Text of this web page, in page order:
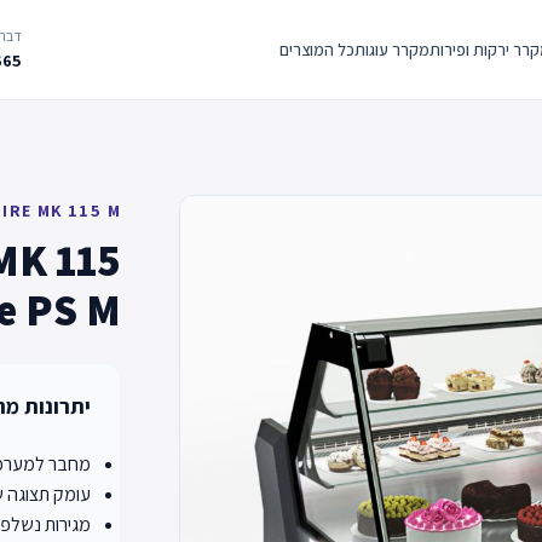
ירקות ופירותמקרר עוגותכל המוצרים
MK 115 M
115
PS M
יתרונות
מחבר
עומק תצוגה של
מגירות